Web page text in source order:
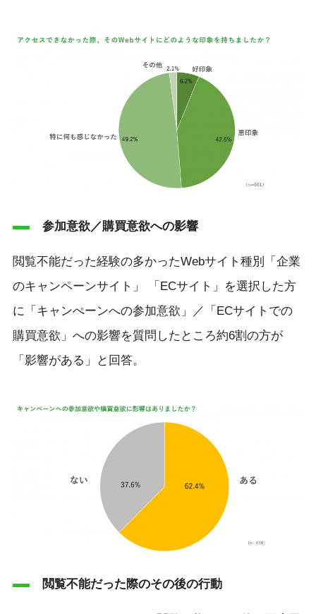
参加意欲／購買意欲への影響
閲覧不能だった経験の多かったWebサイト種別「企業
のキャンペーンサイト」 「ECサイト」を選択した方
に「キャンぺーンへの参加意欲」／「ECサイトでの
購買意欲」への影響を質問したところ約6割の方が
「影響がある」と回答。
閲覧不能だった際のその後の行動